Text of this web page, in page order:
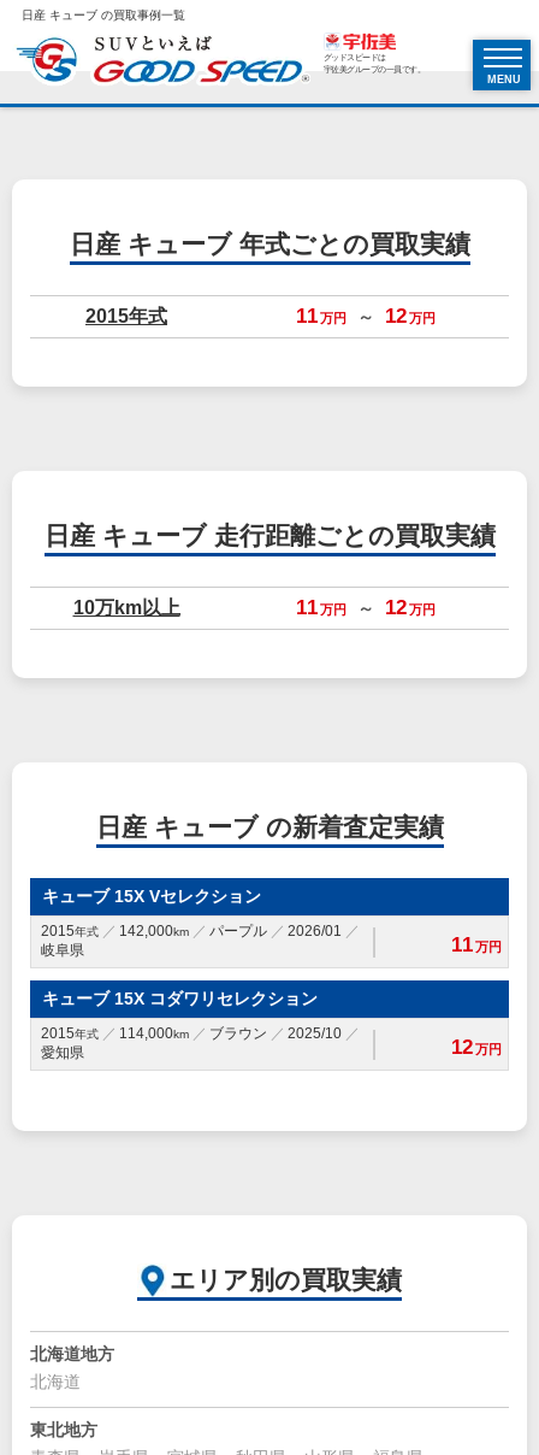
日産 キューブ の買取事例一覧
グッドスピードは
宇佐美グループの一員です。
MENU
日産 キューブ 年式ごとの買取実績
2015年式 11万円 ～ 12万円
日産 キューブ 走行距離ごとの買取実績
10万km以上 11万円 ～ 12万円
日産 キューブ の新着査定実績
キューブ 15X Vセレクション
2015年式 142,000km パープル
2026/01
岐阜県
11万円
キューブ 15X コダワリセレクション
2015年式 114,000km ブラウン
2025/10
愛知県
12万円
エリア別の買取実績
北海道地方
北海道
東北地方